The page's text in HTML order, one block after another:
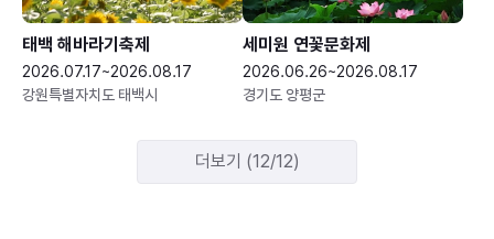
태백 해바라기축제
2026.07.17~2026.08.17
강원특별자치도 태백시
세미원 연꽃문화제
2026.06.26~2026.08.17
경기도 양평군
더보기 (12/12)